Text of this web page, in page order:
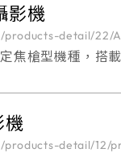
影機
detail/22/
焦槍型機種，搭
detail/12/